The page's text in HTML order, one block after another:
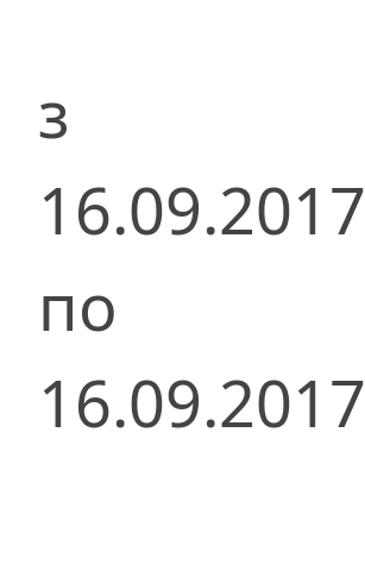
з
16.09.2017
по
16.09.2017